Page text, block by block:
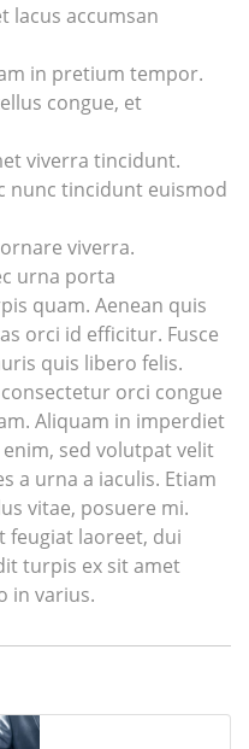
lacus accumsan
in pretium tempor.
congue, et
viverra tincidunt.
nunc tincidunt euismod
viverra.
urna porta
quam. Aenean quis
orci id efficitur. Fusce
quis libero felis.
orci congue
Aliquam in imperdiet
sed volutpat velit
a urna a iaculis. Etiam
vitae, posuere mi.
feugiat laoreet, dui
turpis ex sit amet
in varius.